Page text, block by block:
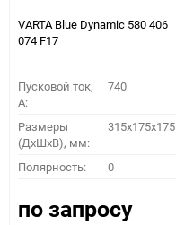
VARTA Blue Dynamic 580 406
074 F17
Пусковой ток,
A:
740
Размеры
(ДхШхВ), мм:
315x175x175
Полярность: 0
по запросу